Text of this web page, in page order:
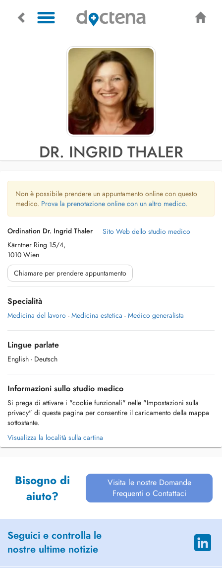
DR. INGRID THALER
Non è possibile prendere un appuntamento online con questo
medico. Prova la prenotazione online con un altro medico.
Ordination Dr. Ingrid Thaler
Kärntner Ring 15/4,
1010 Wien
Sito Web dello studio medico
Chiamare per prendere appuntamento
Specialità
Medicina del lavoro - Medicina estetica - Medico generalista
Lingue parlate
English - Deutsch
Informazioni sullo studio medico
Si prega di attivare i "cookie funzionali" nelle "Impostazioni sulla
privacy" di questa pagina per consentire il caricamento della mappa
sottostante.
Visualizza la località sulla cartina
Bisogno di
aiuto?
Visita le nostre Domande
Frequenti o Contattaci
Seguici e controlla le
nostre ultime notizie